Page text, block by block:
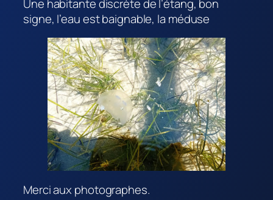
Une habitante discrète de l’étang, bon
signe, l’eau est baignable, la méduse
Merci aux photographes.